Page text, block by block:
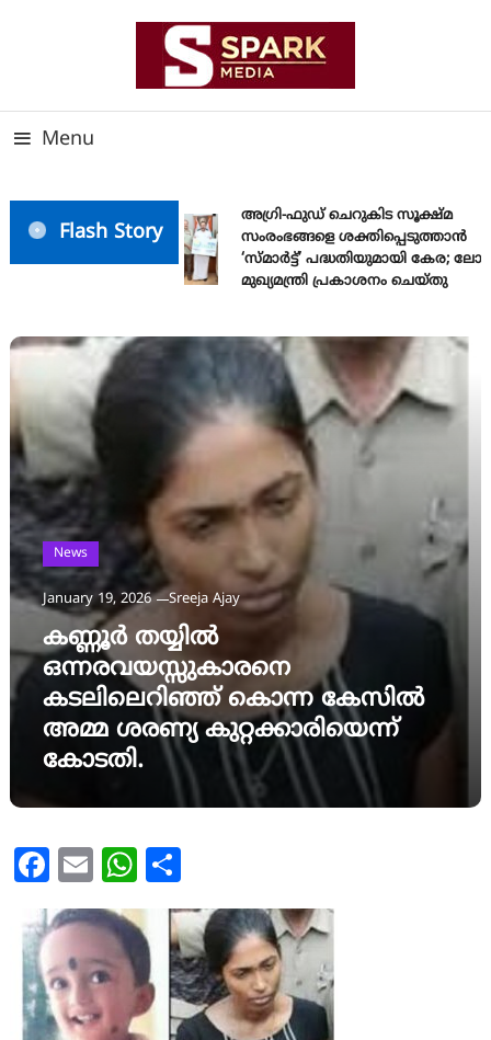
Menu
Flash Story
അഗ്രി-ഫുഡ് ചെറുകിട സൂക്ഷ്മ
സംരംഭങ്ങളെ ശക്തിപ്പെടുത്താന്‍
‘സ്മാര്‍ട്ട്’ പദ്ധതിയുമായി കേര;
മുഖ്യമന്ത്രി പ്രകാശനം ചെയ്തു
News
January 19, 2026 Sreeja Ajay
കണ്ണൂർ തയ്യിൽ
ഒന്നരവയസ്സുകാരനെ
കടലിലെറിഞ്ഞ് കൊന്ന കേസിൽ
അമ്മ ശരണ്യ കുറ്റക്കാരിയെന്ന്
കോടതി.
Facebook
Email WhatsApp